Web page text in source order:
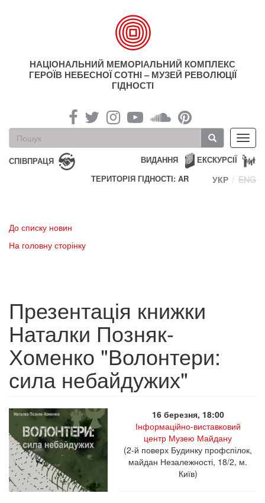
НАЦІОНАЛЬНИЙ МЕМОРІАЛЬНИЙ КОМПЛЕКС
ГЕРОЇВ НЕБЕСНОЇ СОТНІ – МУЗЕЙ РЕВОЛЮЦІЇ
ГІДНОСТІ
Пошукова
форма
Пошук
СПІВПРАЦЯ ЕКСКУРСІЇ
ВИДАННЯ
ТЕРИТОРІЯ ГІДНОСТІ: AR
УКР ENG
До списку новин
На головну сторінку
Презентація книжки
Наталки Позняк-
Хоменко "Волонтери:
сила небайдужих"
16 березня, 18:00
Інформаційно-виставковий
центр Музею Майдану
(2-й поверх Будинку профспілок,
майдан Незалежності, 18/2, м.
Київ)